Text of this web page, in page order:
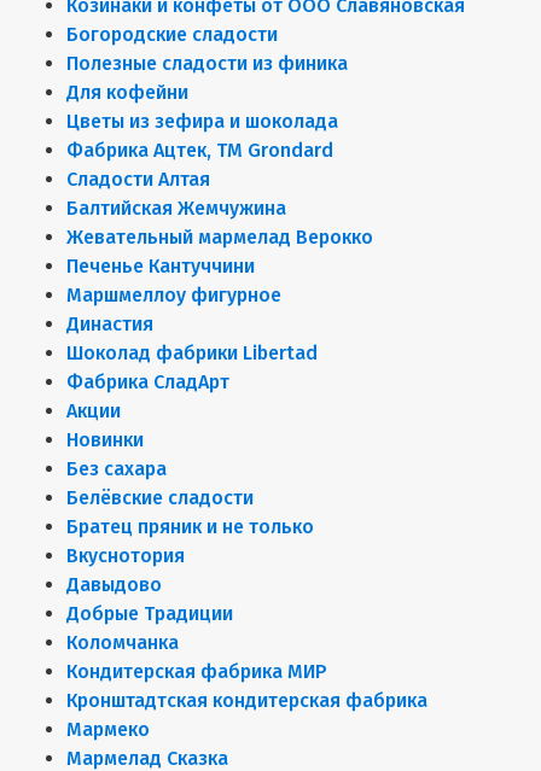
Козинаки и конфеты от ООО Славяновская
Богородские сладости
Полезные сладости из финика
Для кофейни
Цветы из зефира и шоколада
Фабрика Ацтек, ТМ Grondard
Сладости Алтая
Балтийская Жемчужина
Жевательный мармелад Верокко
Печенье Кантуччини
Маршмеллоу фигурное
Династия
Шоколад фабрики Libertad
Фабрика СладАрт
Акции
Новинки
Без сахара
Белёвские сладости
Братец пряник и не только
Вкуснотория
Давыдово
Добрые Традиции
Коломчанка
Кондитерская фабрика МИР
Кронштадтская кондитерская фабрика
Мармеко
Мармелад Сказка